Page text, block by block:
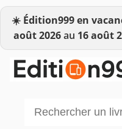
☀️ Édition999 en
août 2026au 16 août